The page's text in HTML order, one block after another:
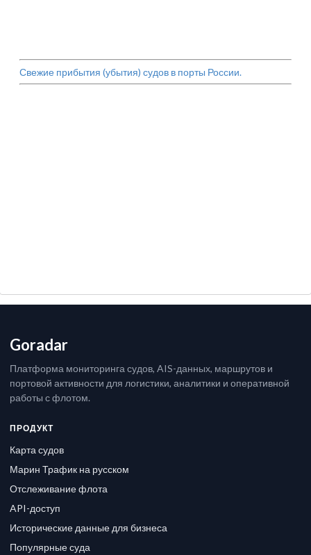
Свежие прибытия (убытия) судов в порты России.
Goradar
Платформа мониторинга судов, AIS-данных, маршрутов и
портовой активности для логистики, аналитики и оперативной
работы с флотом.
ПРОДУКТ
Карта судов
Марин Трафик на русском
Отслеживание флота
API-доступ
Исторические данные для бизнеса
Популярные суда